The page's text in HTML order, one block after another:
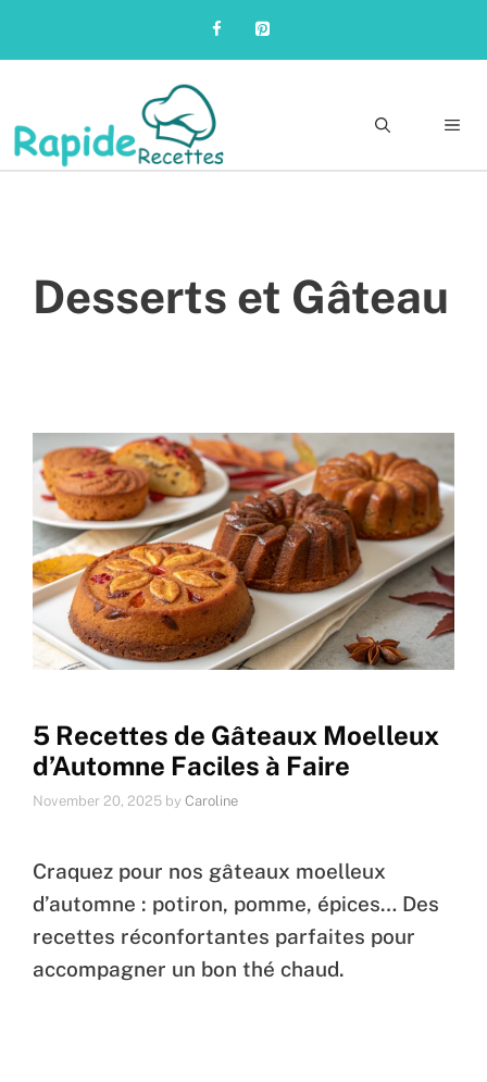
Desserts et Gâteau
5 Recettes de Gâteaux Moelleux
d’Automne Faciles à Faire
November 20, 2025 by Caroline
Craquez pour nos gâteaux moelleux
d’automne : potiron, pomme, épices… Des
recettes réconfortantes parfaites pour
accompagner un bon thé chaud.